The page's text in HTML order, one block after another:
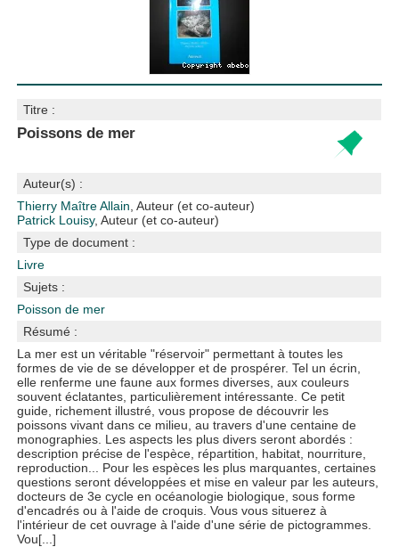
Titre :
Poissons de mer
Auteur(s) :
Thierry Maître Allain , Auteur (et co-auteur)
Patrick Louisy, Auteur (et co-auteur)
Type de document :
Livre
Sujets :
Poisson de mer
Résumé :
La mer est un véritable "réservoir" permettant à toutes les
formes de vie de se développer et de prospérer. Tel un écrin,
elle renferme une faune aux formes diverses, aux couleurs
souvent éclatantes, particulièrement intéressante. Ce petit
guide, richement illustré, vous propose de découvrir les
poissons vivant dans ce milieu, au travers d'une centaine de
monographies. Les aspects les plus divers seront abordés :
description précise de l'espèce, répartition, habitat, nourriture,
reproduction... Pour les espèces les plus marquantes, certaines
questions seront développées et mise en valeur par les auteurs,
docteurs de 3e cycle en océanologie biologique, sous forme
d'encadrés ou à l'aide de croquis. Vous vous situerez à
l'intérieur de cet ouvrage à l'aide d'une série de pictogrammes.
Vou[...]